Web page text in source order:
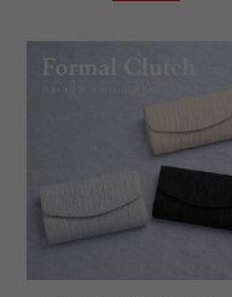
大人 ママ フォーマル レデ
ィース 二次会 演奏会 謝恩